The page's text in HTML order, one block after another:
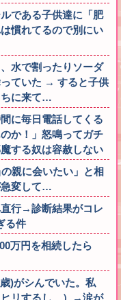
である子供達に「肥
慣れてるので別にい
水で割ったりソーダ
ていた → すると子供
ちに来て…
に毎日電話してくる
か！」怒鳴ってガチ
する奴は容赦しない
親に会いたい」と相
急変して…
直行→診断結果がコレ
る件
万円を相続したら
)がシんでいた。私